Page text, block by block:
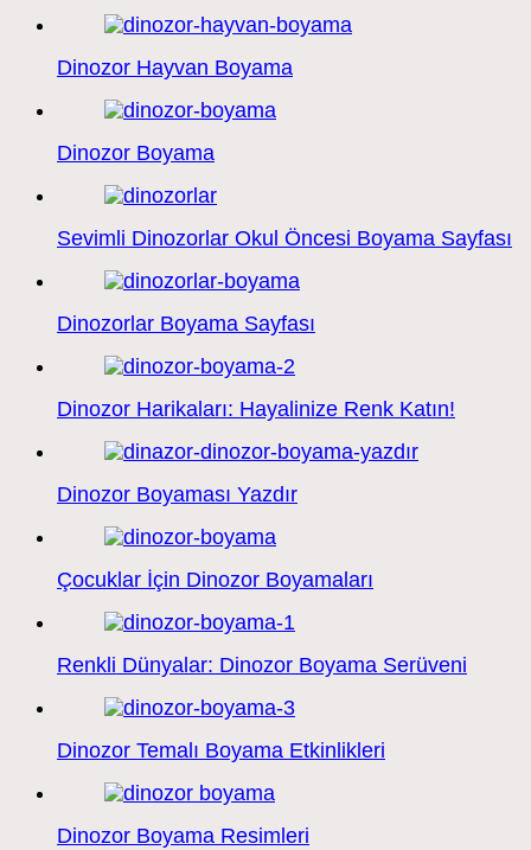
Dinozor Hayvan Boyama
Dinozor Boyama
Sevimli Dinozorlar Okul Öncesi Boyama Sayfası
Dinozorlar Boyama Sayfası
Dinozor Harikaları: Hayalinize Renk Katın!
Dinozor Boyaması Yazdır
Çocuklar İçin Dinozor Boyamaları
Renkli Dünyalar: Dinozor Boyama Serüveni
Dinozor Temalı Boyama Etkinlikleri
Dinozor Boyama Resimleri